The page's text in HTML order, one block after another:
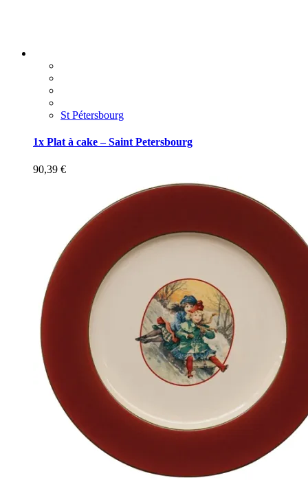
St Pétersbourg
1x Plat à cake – Saint Petersbourg
90,39 €